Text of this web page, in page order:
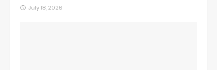
July 18, 2026